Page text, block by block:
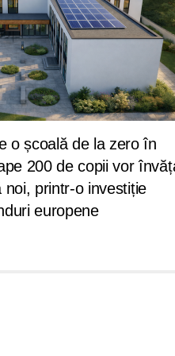
o școală de la zero în
200 de copii vor
noi, printr-o investiție
europene